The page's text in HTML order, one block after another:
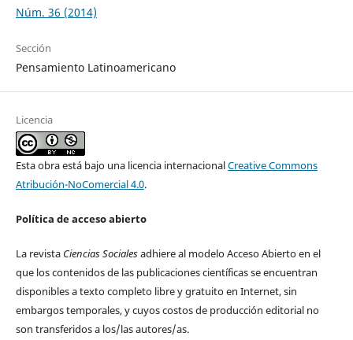
Núm. 36 (2014)
Sección
Pensamiento Latinoamericano
Licencia
Esta obra está bajo una licencia internacionalCreative Commons
Atribución-NoComercial 4.0.
Política de acceso abierto
La revista Ciencias Socialesadhiere al modelo Acceso Abierto en el
que los contenidos de las publicaciones científicas se encuentran
disponibles a texto completo libre y gratuito en Internet, sin
embargos temporales, y cuyos costos de producción editorial no
son transferidos a los/las autores/as.